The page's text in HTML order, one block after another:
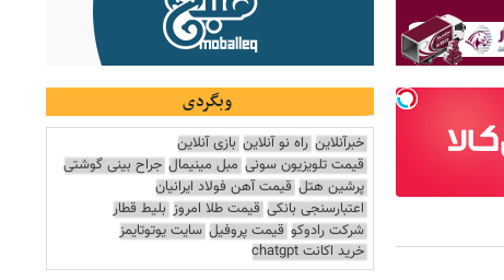
وبگردی
خبرآنلاین راه نو آنلاین بازی آنلاین
قیمت تلویزیون سونی مبل مینیمال جراح بینی گوشتی
پرشین هتل قیمت آهن فولاد ایرانیان
اعتبارسنجی بانکی قیمت طلا امروز بلیط قطار
شرکت رادوکو قیمت پروفیل سایت یوتوتایمز
خرید اکانت chatgpt